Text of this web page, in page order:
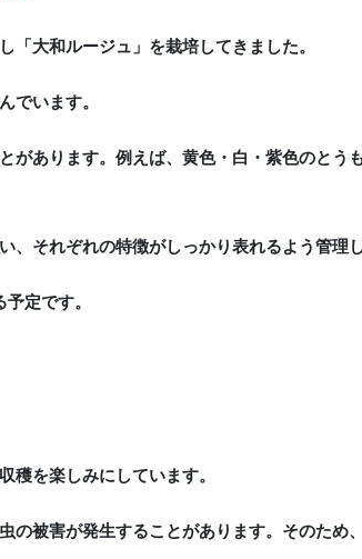
「大和ルージュ」を栽培してきました。
でいます。
があります。例えば、黄色・白・紫色のと
それぞれの特徴がしっかり表れるよう管理し
定です。
穫を楽しみにしています。
被害が発生することがあります。そのため